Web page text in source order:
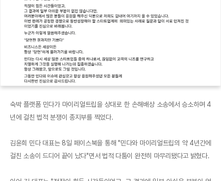
숙박 플랫폼 민다가 마이리얼트립을 상대로 한 손해배상 소송에서 승소하며 4
년에 걸친 법적 분쟁이 종지부를 찍었다.
김윤희 민다 대표는 8일 페이스북을 통해 "민다와 마이리얼트립의 약 4년간에
걸친 소송이 드디어 끝이 났다"면서 법적 다툼이 완전히 마무리됐다고 밝혔다.